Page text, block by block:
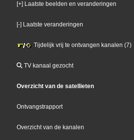
[+] Laatste beelden en veranderingen
[-] Laatste veranderingen
Tijdelijk vrij te ontvangen kanalen (7)
TV kanaal gezocht
Overzicht van de satellieten
Ontvangstrapport
Overzicht van de kanalen